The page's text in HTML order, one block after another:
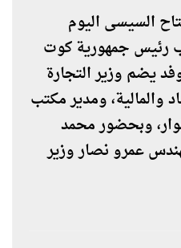
السيسى اليوم
رئيس جمهورية كوت
يضم وزير التجارة
والمالية، ومدير مكتب
وبحضور محمد
عمرو نصار وزير